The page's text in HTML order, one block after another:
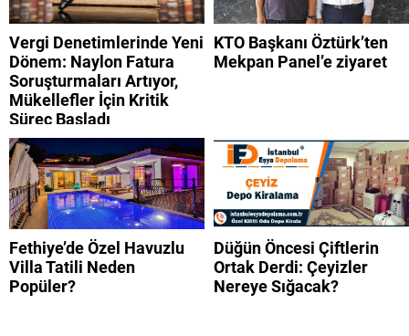
Vergi Denetimlerinde Yeni
Dönem: Naylon Fatura
Soruşturmaları Artıyor,
Mükellefler İçin Kritik
Süreç Başladı
KTO Başkanı Öztürk’ten
Mekpan Panel’e ziyaret
Fethiye’de Özel Havuzlu
Villa Tatili Neden
Popüler?
Düğün Öncesi Çiftlerin
Ortak Derdi: Çeyizler
Nereye Sığacak?